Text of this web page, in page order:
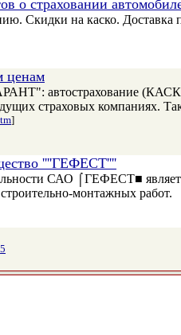
о страховании
Скидки на каско.
ценам
автострахование
страховых компаниях.
]
''''ГЕФЕСТ''''
САО ⌠ГЕФЕСТ■
монтажных работ.
5